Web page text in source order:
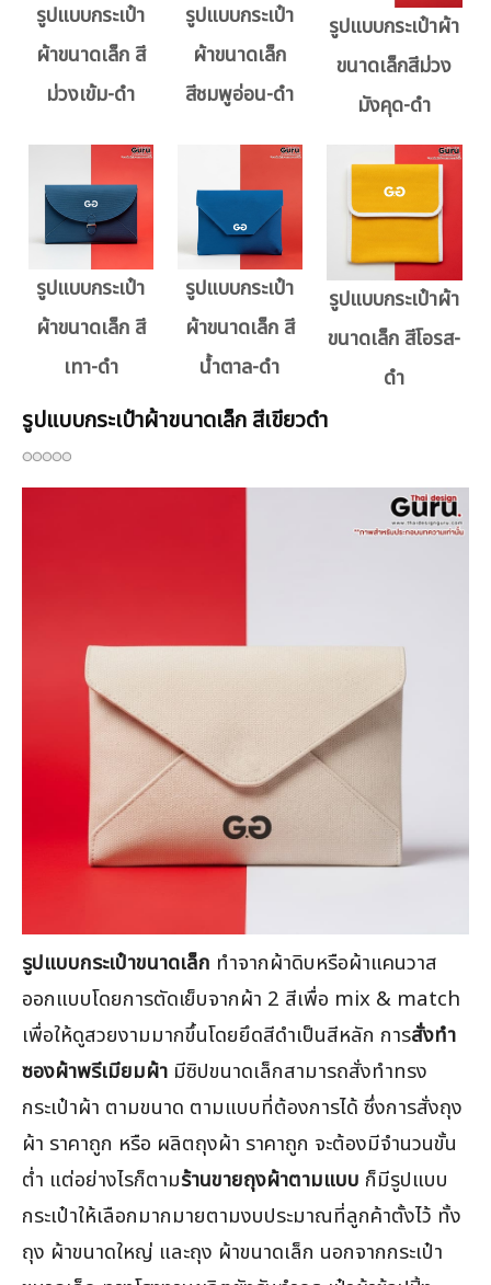
รูปแบบกระเป๋า
ผ้าขนาดเล็ก สี
ม่วงเข้ม-ดำ
รูปแบบกระเป๋า
ผ้าขนาดเล็ก
สีชมพูอ่อน-ดำ
รูปแบบกระเป๋าผ้า
ขนาดเล็กสีม่วง
มังคุด-ดำ
รูปแบบกระเป๋า
ผ้าขนาดเล็ก สี
เทา-ดำ
รูปแบบกระเป๋า
ผ้าขนาดเล็ก สี
น้ำตาล-ดำ
รูปแบบกระเป๋าผ้า
ขนาดเล็ก สีโอรส-
ดำ
รูปแบบกระเป๋าผ้าขนาดเล็ก สีเขียวดำ
รูปแบบกระเป๋าขนาดเล็ก ทำจากผ้าดิบหรือผ้าแคนวาส
ออกแบบโดยการตัดเย็บจากผ้า 2 สีเพื่อ mix & match
เพื่อให้ดูสวยงามมากขึ้นโดยยึดสีดำเป็นสีหลัก การสั่งทำ
ซองผ้าพรีเมียมผ้า มีซิปขนาดเล็กสามารถสั่งทำทรง
กระเป๋าผ้า ตามขนาด ตามแบบที่ต้องการได้ ซึ่งการสั่งถุง
ผ้า ราคาถูก หรือ ผลิตถุงผ้า ราคาถูก จะต้องมีจำนวนขั้น
ต่ำ แต่อย่างไรก็ตามร้านขายถุงผ้าตามแบบ ก็มีรูปแบบ
กระเป๋าให้เลือกมากมายตามงบประมาณที่ลูกค้าตั้งไว้ ทั้ง
ถุง ผ้าขนาดใหญ่ และถุง ผ้าขนาดเล็ก นอกจากกระเป๋า